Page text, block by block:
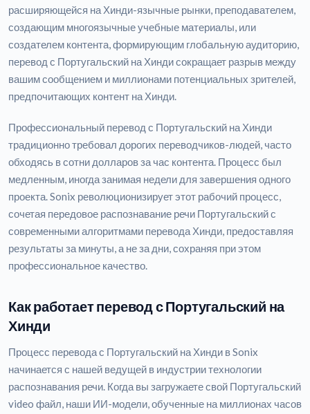
расширяющейся на Хинди-язычные рынки, преподавателем,
создающим многоязычные учебные материалы, или
создателем контента, формирующим глобальную аудиторию,
перевод с Португальский на Хинди сокращает разрыв между
вашим сообщением и миллионами потенциальных зрителей,
предпочитающих контент на Хинди.
Профессиональный перевод с Португальский на Хинди
традиционно требовал дорогих переводчиков-людей, часто
обходясь в сотни долларов за час контента. Процесс был
медленным, иногда занимая недели для завершения одного
проекта. Sonix революционизирует этот рабочий процесс,
сочетая передовое распознавание речи Португальский с
современными алгоритмами перевода Хинди, предоставляя
результаты за минуты, а не за дни, сохраняя при этом
профессиональное качество.
Как работает перевод с Португальский на
Хинди
Процесс перевода с Португальский на Хинди в Sonix
начинается с нашей ведущей в индустрии технологии
распознавания речи. Когда вы загружаете свой Португальский
video файл, наши ИИ-модели, обученные на миллионах часов